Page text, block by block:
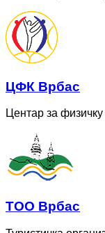
ЦФК Врбас
Центар за физичку
ТОО Врбас